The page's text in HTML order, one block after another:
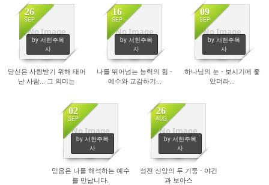
No Image
26
SEP
by 서헌주목
사
2482
당신은 사랑받기 위해 태어
난 사람... 그 의미는
No Image
16
SEP
by 서헌주목
사
2530
나를 뛰어넘는 능력의 힘 -
예수와 교감하기...
No Image
09
SEP
by 서헌주목
사
2763
하나님의 눈 - 보시기에 좋
았더라...
No Image
02
SEP
by 서헌주목
사
2514
믿음은 나를 해석하는 예수
를 만납니다.
No Image
26
AUG
by 서헌주목
사
2397
성전 신앙의 두 기둥 - 야긴
과 보아스